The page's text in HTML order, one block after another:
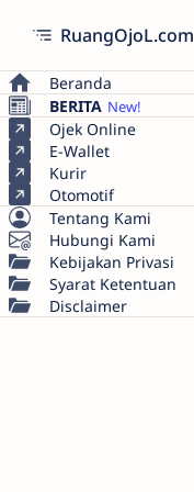
RuangOjoL.com
Beranda
BERITA
Ojek Online
E-Wallet
Kurir
Otomotif
Tentang Kami
Hubungi Kami
Kebijakan Privasi
Syarat Ketentuan
Disclaimer